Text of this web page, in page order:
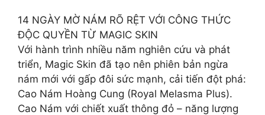
14 NGÀY MỜ NÁM RÕ RỆT VỚI CÔNG THỨC
ĐỘC QUYỀN TỪ MAGIC SKIN
Với hành trình nhiều năm nghiên cứu và phát
triển, Magic Skin đã tạo nên phiên bản ngừa
nám mới với gấp đôi sức mạnh, cải tiến đột phá:
Cao Nám Hoàng Cung (Royal Melasma Plus).
Cao Nám với chiết xuất thông đỏ – năng lượng